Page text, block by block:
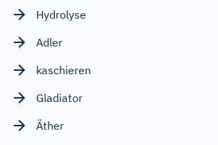
Hydrolyse
Adler
kaschieren
Gladiator
Äther